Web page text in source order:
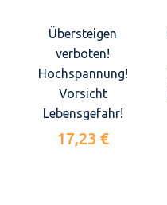
Übersteigen
verboten!
Hochspannung!
Vorsicht
Lebensgefahr!
17,23 €